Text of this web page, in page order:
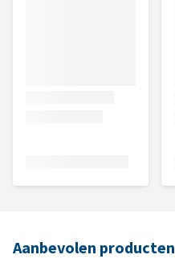
Aanbevolen producten